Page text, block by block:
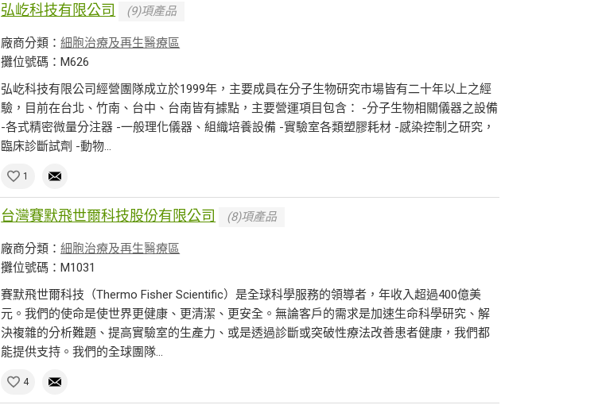
弘屹科技有限公司 (9)項產品
廠商分類：細胞治療及再生醫療區
攤位號碼：M626
弘屹科技有限公司經營團隊成立於1999年，主要成員在分子生物研究市場皆有二十年以上之經
驗，目前在台北、竹南、台中、台南皆有據點，主要營運項目包含： -分子生物相關儀器之設備
-各式精密微量分注器 -一般理化儀器、組織培養設備 -實驗室各類塑膠耗材 -感染控制之研究，
臨床診斷試劑 -動物...
1
台灣賽默飛世爾科技股份有限公司 (8)項產品
廠商分類：細胞治療及再生醫療區
攤位號碼：M1031
賽默飛世爾科技（Thermo Fisher Scientific）是全球科學服務的領導者，年收入超過400億美
元。我們的使命是使世界更健康、更清潔、更安全。無論客戶的需求是加速生命科學研究、解
決複雜的分析難題、提高實驗室的生產力、或是透過診斷或突破性療法改善患者健康，我們都
能提供支持。我們的全球團隊...
4